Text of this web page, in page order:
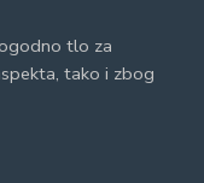
tlo za
tako i zbog